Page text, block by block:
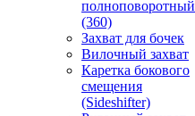
полноповоротный
(360)
Захват для бочек
Вилочный захват
Каретка бокового
смещения
(Sideshifter)